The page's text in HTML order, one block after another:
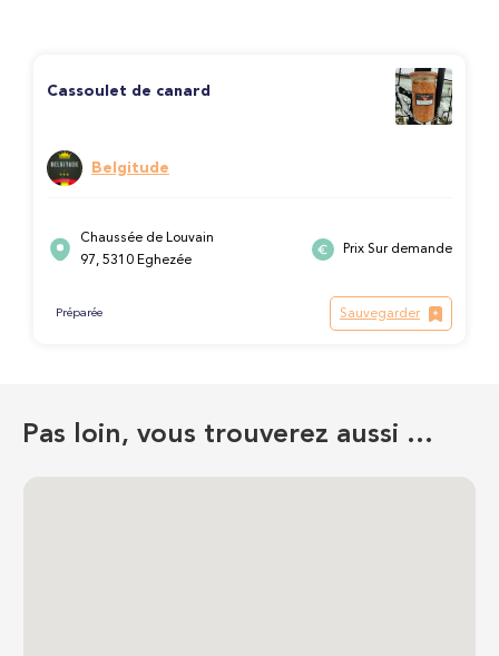
Cassoulet de canard
Belgitude
Chaussée de Louvain
97, 5310 Eghezée
Prix Sur demande
Préparée Sauvegarder
Pas loin, vous trouverez aussi …